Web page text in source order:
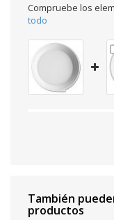
Compruebe los
todo
También
productos